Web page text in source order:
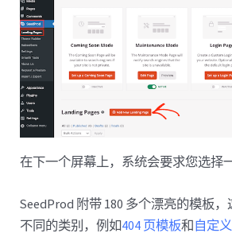
在下一个屏幕上，系统会要求您选择
SeedProd 附带 180 多个漂亮的模板
不同的类别，例如404 页模板和自定义